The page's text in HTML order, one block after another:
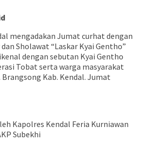
mengadakan Jumat curhat dengan
Sholawat “Laskar Kyai Gentho”
dengan sebutan Kyai Gentho
Tobat serta warga masyarakat
Kab. Kendal. Jumat
Kapolres Kendal Feria Kurniawan
Subekhi